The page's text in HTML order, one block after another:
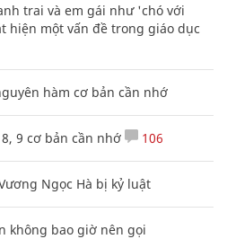
trai và em gái như 'chó với
hiện một vấn đề trong giáo dục
hàm cơ bản cần nhớ
9 cơ bản cần nhớ 106
Ngọc Hà bị kỷ luật
không bao giờ nên gọi